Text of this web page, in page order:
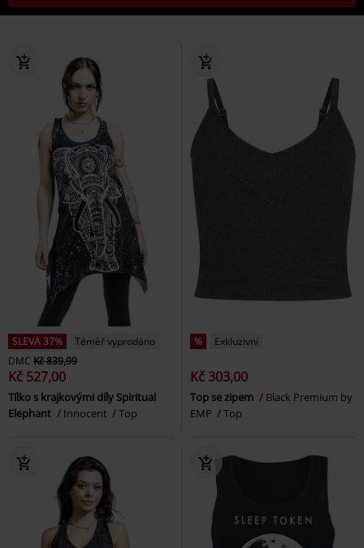
SLEVA 37%
Téměř vyprodáno
DMC Kč 839,99
Kč 527,00
Tílko s krajkovými díly Spiritual
Elephant
Innocent Top
% Exkluzivní
Kč 303,00
Top se zipem
Black Premium by
EMP
Top